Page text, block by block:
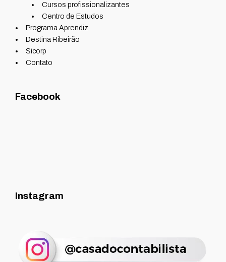
Cursos profissionalizantes
Centro de Estudos
Programa Aprendiz
Destina Ribeirão
Sicorp
Contato
Facebook
Instagram